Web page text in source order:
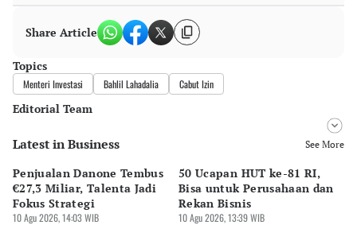
Share Article
Topics
Menteri Investasi Bahlil Lahadalia Cabut Izin
Editorial Team
Editor
Editor
Eko Wahyudi
Latest in Business See More
Penjualan Danone Tembus
€27,3 Miliar, Talenta Jadi
Fokus Strategi
10 Agu 2026, 14:03 WIB
50 Ucapan HUT ke-81 RI,
Bisa untuk Perusahaan dan
Rekan Bisnis
10 Agu 2026, 13:39 WIB